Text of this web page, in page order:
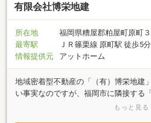
有限会社博栄地建
所在地
福岡県糟屋郡粕屋町原町
最寄駅
ＪＲ篠栗線 原町駅 徒歩5分
情報提供元
アットホーム
地域密着型不動産の「（有）博栄地建
い事実なのですが、福岡市に隣接する
出生率の高い町」であること！ＪＲ６
もっと見る